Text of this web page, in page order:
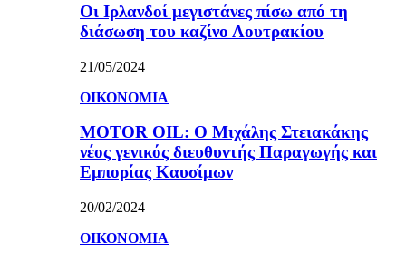
Οι Ιρλανδοί μεγιστάνες πίσω από τη
διάσωση του καζίνο Λουτρακίου
21/05/2024
ΟΙΚΟΝΟΜΙΑ
MOTOR OIL: Ο Μιχάλης Στειακάκης
νέος γενικός διευθυντής Παραγωγής και
Εμπορίας Καυσίμων
20/02/2024
ΟΙΚΟΝΟΜΙΑ